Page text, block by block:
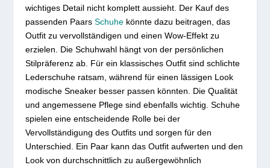
wichtiges Detail nicht komplett aussieht. Der Kauf des
passenden PaarsSchuhe könnte dazu beitragen, das
Outfit zu vervollständigen und einen Wow-Effekt zu
erzielen. Die Schuhwahl hängt von der persönlichen
Stilpräferenz ab. Für ein klassisches Outfit sind schlichte
Lederschuhe ratsam, während für einen lässigen Look
modische Sneaker besser passen könnten. Die Qualität
und angemessene Pflege sind ebenfalls wichtig. Schuhe
spielen eine entscheidende Rolle bei der
Vervollständigung des Outfits und sorgen für den
Unterschied. Ein Paar kann das Outfit aufwerten und den
Look von durchschnittlich zu außergewöhnlich